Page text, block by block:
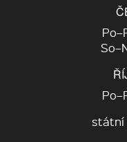
státní